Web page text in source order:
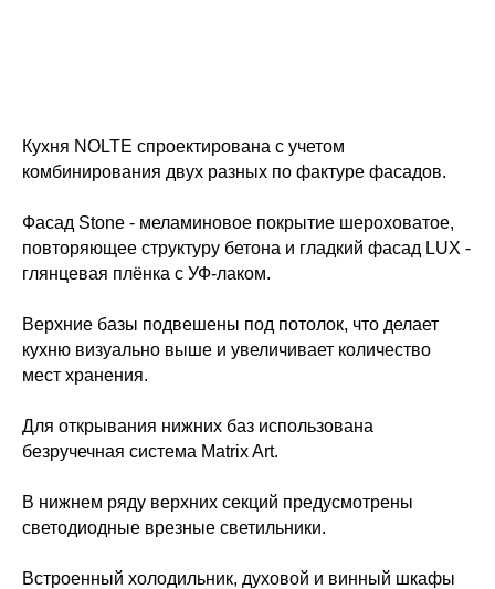
Кухня NOLTE спроектирована с учетом
комбинирования двух разных по фактуре фасадов.
Фасад Stone - меламиновое покрытие шероховатое,
повторяющее структуру бетона и гладкий фасад LUX -
глянцевая плёнка с УФ-лаком.
Верхние базы подвешены под потолок, что делает
кухню визуально выше и увеличивает количество
мест хранения.
Для открывания нижних баз использована
безручечная система Matrix Art.
В нижнем ряду верхних секций предусмотрены
светодиодные врезные светильники.
Встроенный холодильник, духовой и винный шкафы